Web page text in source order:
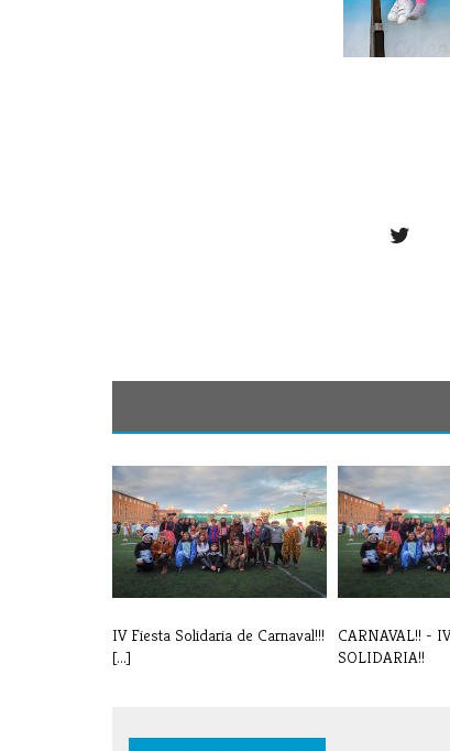
IV Fiesta Solidaria de Carnaval!!!
[...]
CARNAVAL!! -
SOLIDARIA!!